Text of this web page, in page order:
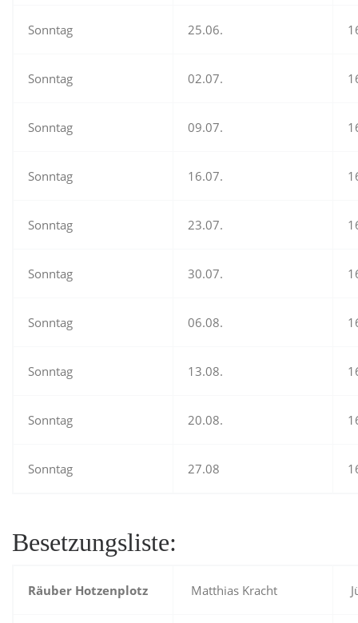
Sonntag 25.06.
Sonntag 02.07.
Sonntag 09.07.
Sonntag 16.07.
Sonntag 23.07.
Sonntag 30.07.
Sonntag 06.08.
Sonntag 13.08.
Sonntag 20.08.
Sonntag 27.08
Besetzungsliste:
Räuber Hotzenplotz Matthias Kracht